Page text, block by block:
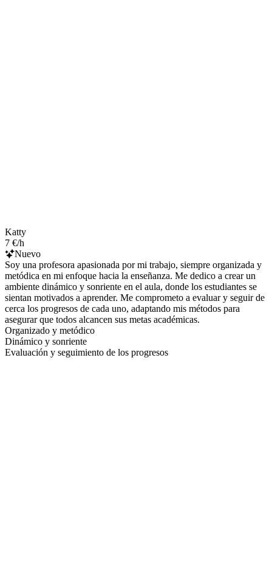
Katty
7 €/h
Nuevo
Soy una profesora apasionada por mi trabajo, siempre organizada y
metódica en mi enfoque hacia la enseñanza. Me dedico a crear un
ambiente dinámico y sonriente en el aula, donde los estudiantes se
sientan motivados a aprender. Me comprometo a evaluar y seguir de
cerca los progresos de cada uno, adaptando mis métodos para
asegurar que todos alcancen sus metas académicas.
Organizado y metódico
Dinámico y sonriente
Evaluación y seguimiento de los progresos